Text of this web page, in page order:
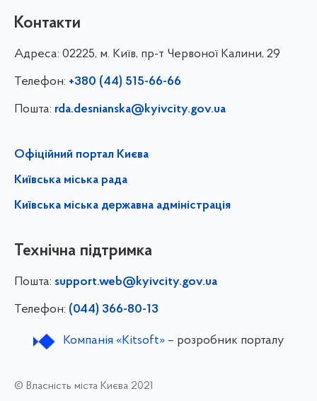
Контакти
Адреса: 02225, м. Київ, пр-т Червоної Калини, 29
Телефон: +380 (44) 515-66-66
Пошта: rda.desnianska@kyivcity.gov.ua
Офіційний портал Києва
Київська міська рада
Київська міська державна адміністрація
Технічна підтримка
Пошта: support.web@kyivcity.gov.ua
Телефон: (044) 366-80-13
Компанія «Kitsoft»– розробник порталу
© Власність міста Києва 2021